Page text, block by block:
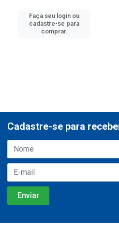
Faça seu login ou
cadastre-se para
comprar.
Cadastre-se para